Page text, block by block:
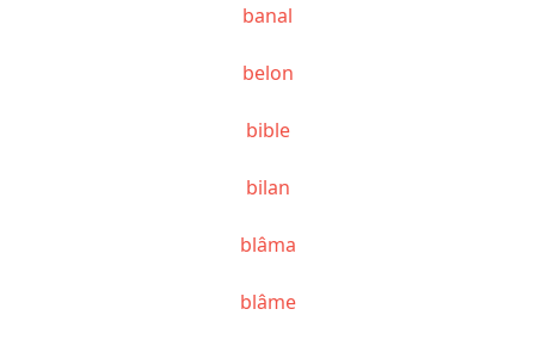
banal
belon
bible
bilan
blâma
blâme